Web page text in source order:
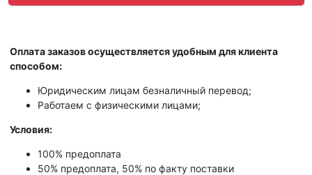
Оплата заказов осуществляется удобным для клиента
способом:
Юридическим лицам безналичный перевод;
Работаем с физическими лицами;
Условия:
100% предоплата
50% предоплата, 50% по факту поставки